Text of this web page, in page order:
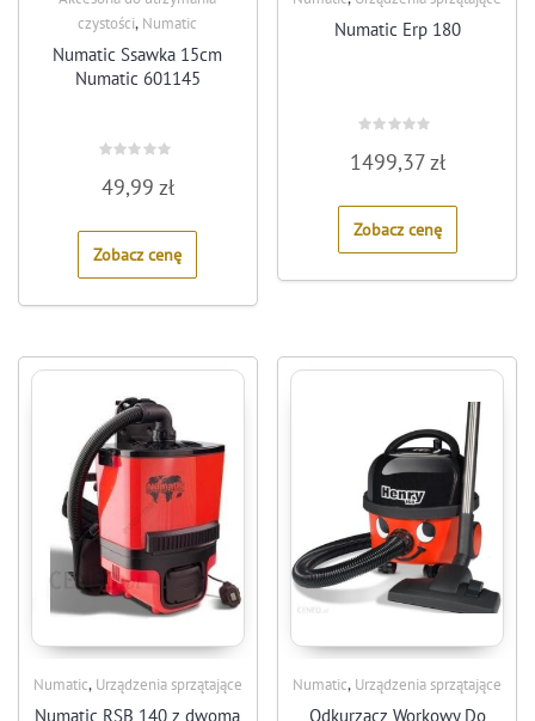
czystości, Numatic
Numatic Ssawka 15cm
Numatic 601145
0
out
5
49,99 zł
Zobacz cenę
Numatic Erp 180
0
out
5
1499,37zł
Zobacz cenę
Numatic, Urządzenia sprzątające
Numatic RSB 140 z dwoma
Numatic, Urządzenia sprzątające
Odkurzacz Workowy Do